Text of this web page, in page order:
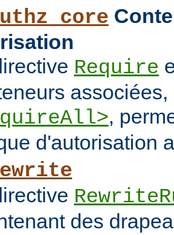
Require
associées,
,
d'autorisation
des